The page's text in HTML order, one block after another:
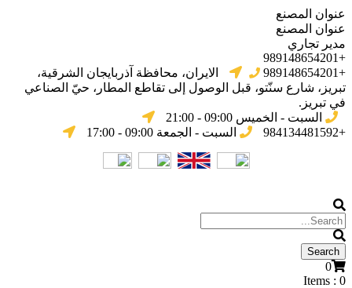
عنوان المصنع
عنوان المصنع
مدير تجاري
+989148654201
+989148654201
الایران، محافظة آذربایجان الشرقیة،
تبریز، شارع سنّتو، قبل الوصول إلى تقاطع المطار، حيّ الصناعي
في تبریز.
السبت - الخميس 09:00 - 21:00
+984134481592
السبت - الجمعة 09:00 - 17:00
0
Items : 0